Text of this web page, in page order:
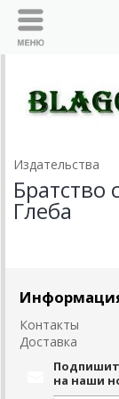
Издательства
Братство
Глеба
Контакты
Доставка
на наши